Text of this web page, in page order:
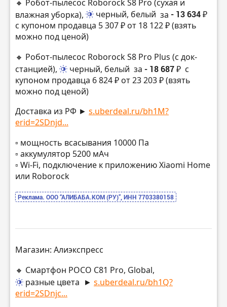
🔸 Робот-пылесос Roborock S8 Pro (сухая и
влажная уборка),
черный, белый за - 13 634 ₽
с купоном продавца 5 307 ₽ от 18 122 ₽ (взять
можно под ценой)
🔸 Робот-пылесос Roborock S8 Pro Plus (с док-
станцией),
черный, белый за - 18 687 ₽ с
купоном продавца 6 824 ₽ от 23 203 ₽ (взять
можно под ценой)
Доставка из РФ ► s.uberdeal.ru/bh1M?
erid=2SDnjd...
▫️ мощность всасывания 10000 Па
▫️ аккумулятор 5200 мАч
▫️ Wi-Fi, подключение к приложению Xiaomi Home
или Roborock
Реклама. ООО “АЛИБАБА.КОМ (РУ)”, ИНН 7703380158
Магазин: Алиэкспресс
🔸 Смартфон POCO C81 Pro, Global,
разные цвета ► s.uberdeal.ru/bh1Q?
erid=2SDnjc...